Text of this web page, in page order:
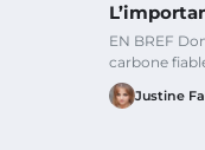
EN BREF
carbone
Justine